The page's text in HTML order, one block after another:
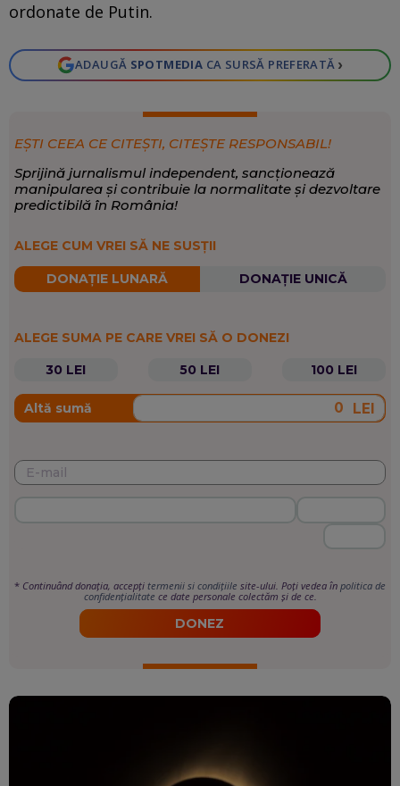
ordonate de Putin.
ADAUGĂ SPOTMEDIA CA SURSĂ PREFERATĂ ›
EȘTI CEEA CE CITEȘTI, CITEȘTE RESPONSABIL!
Sprijină jurnalismul independent, sancționează
manipularea și contribuie la normalitate și dezvoltare
predictibilă în România!
ALEGE CUM VREI SĂ NE SUSȚII
DONAȚIE LUNARĂ DONAȚIE UNICĂ
ALEGE SUMA PE CARE VREI SĂ O DONEZI
30 LEI
50 LEI 100 LEI
Altă sumă LEI
* Continuând donația, accepți termenii si condițiile site-ului. Poți vedea în politica de
confidențialitate ce date personale colectăm și de ce.
DONEZ